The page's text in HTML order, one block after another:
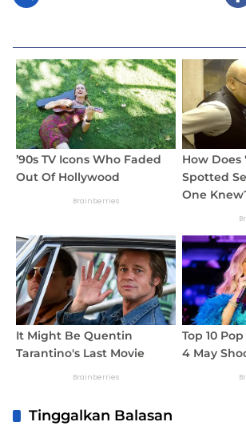
Tinggalkan Balasan